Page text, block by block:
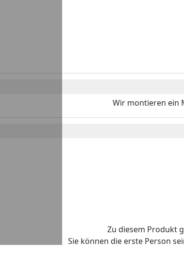
Wir montieren ein
Zu diesem Produkt
Sie können die erste Person